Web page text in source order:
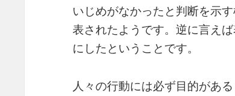
いじめがなかったと判断を示
表されたようです。逆に言え
にしたということです。
人々の行動には必ず目的がある